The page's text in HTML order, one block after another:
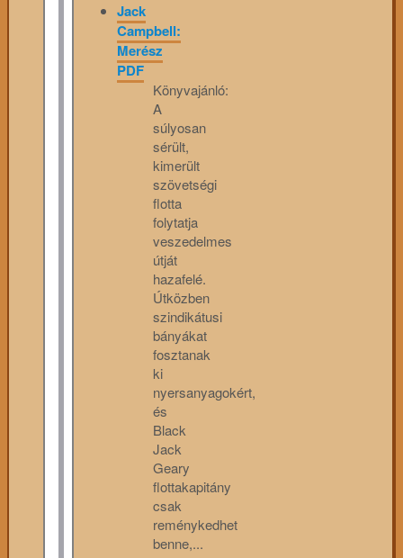
Jack
Campbell:
Merész
PDF
Könyvajánló:
A
súlyosan
sérült,
kimerült
szövetségi
flotta
folytatja
veszedelmes
útját
hazafelé.
Útközben
szindikátusi
bányákat
fosztanak
ki
nyersanyagokért,
és
Black
Jack
Geary
flottakapitány
csak
reménykedhet
benne,...